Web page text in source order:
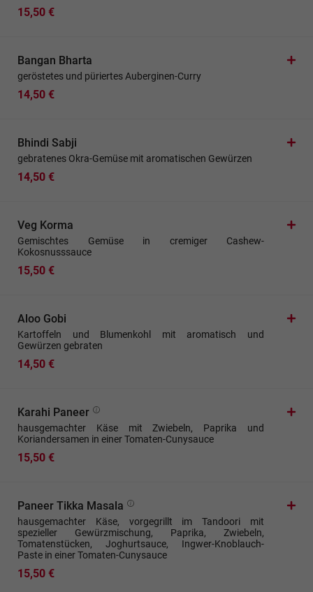
15,50 €
Bangan Bharta
geröstetes und püriertes Auberginen-Curry
14,50 €
Bhindi Sabji
gebratenes Okra-Gemüse mit aromatischen Gewürzen
14,50 €
Veg Korma
Gemischtes Gemüse in cremiger Cashew-
Kokosnusssauce
15,50 €
Aloo Gobi
Kartoffeln und Blumenkohl mit aromatisch und
Gewürzen gebraten
14,50 €
Karahi Paneer
hausgemachter Käse mit Zwiebeln, Paprika und
Koriandersamen in einer Tomaten-Cunysauce
15,50 €
Paneer Tikka Masala
hausgemachter Käse, vorgegrillt im Tandoori mit
spezieller Gewürzmischung, Paprika, Zwiebeln,
Tomatenstücken, Joghurtsauce, Ingwer-Knoblauch-
Paste in einer Tomaten-Cunysauce
15,50 €